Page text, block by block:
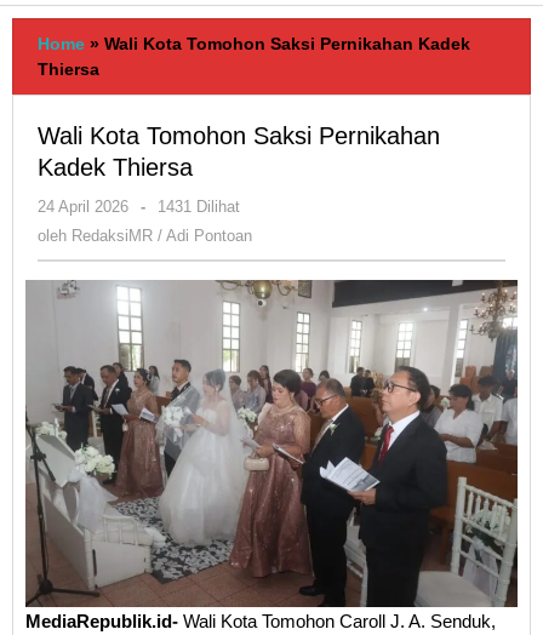
Home » Wali Kota Tomohon Saksi Pernikahan Kadek
Thiersa
Wali Kota Tomohon Saksi Pernikahan
Kadek Thiersa
24 April 2026
oleh
RedaksiMR
Pontoan
-
1431 Dilihat
oleh RedaksiMR / Adi Pontoan
MediaRepublik.id- Wali Kota Tomohon Caroll J. A. Senduk,